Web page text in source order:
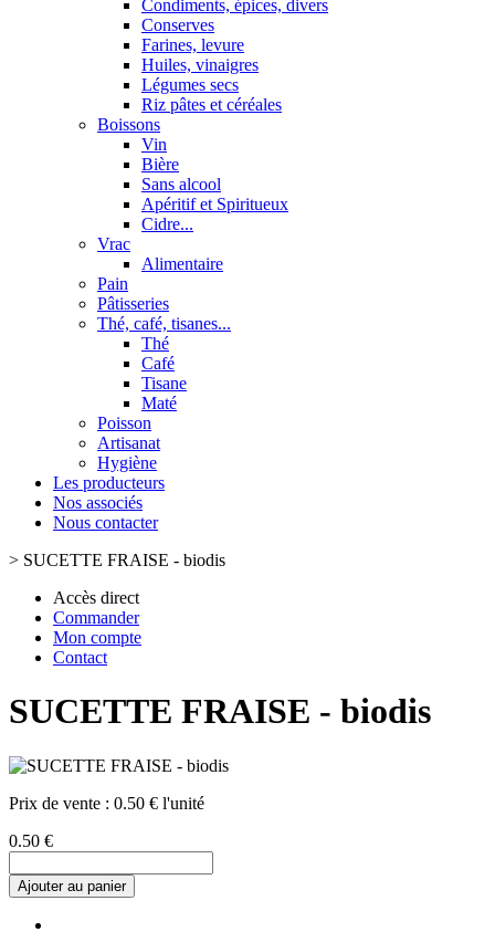
Condiments, épices, divers
Conserves
Farines, levure
Huiles, vinaigres
Légumes secs
Riz pâtes et céréales
Boissons
Vin
Bière
Sans alcool
Apéritif et Spiritueux
Cidre...
Vrac
Alimentaire
Pain
Pâtisseries
Thé, café, tisanes...
Thé
Café
Tisane
Maté
Poisson
Artisanat
Hygiène
Les producteurs
Nos associés
Nous contacter
> SUCETTE FRAISE - biodis
Accès direct
Commander
Mon compte
Contact
SUCETTE FRAISE - biodis
Prix de vente : 0.50 € l'unité
0.50 €
Ajouter au panier